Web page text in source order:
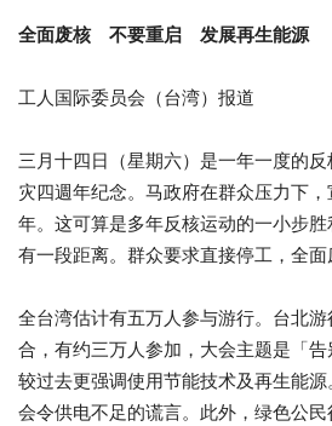
全面废核 不要重启 发展再生能源
工人国际委员会（台湾）报道
三月十四日（星期六）是一年一度的
灾四週年纪念。 马政府在群众压力下
年。这可算是多年反核运动的一小步
有一段距离。群众要求直接停工，全面
全台湾估计有五万人参与游行。台北
合，有约三万人参加，大会主题是「告
较过去更强调使用节能技术及再生能
会令供电不足的谎言。此外，绿色公